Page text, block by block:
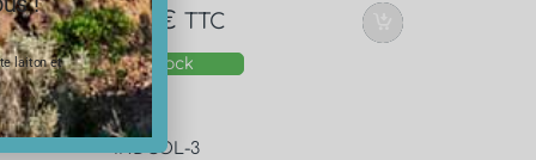
0,90 € TTC
En stock
INDCOL-3
laiton et